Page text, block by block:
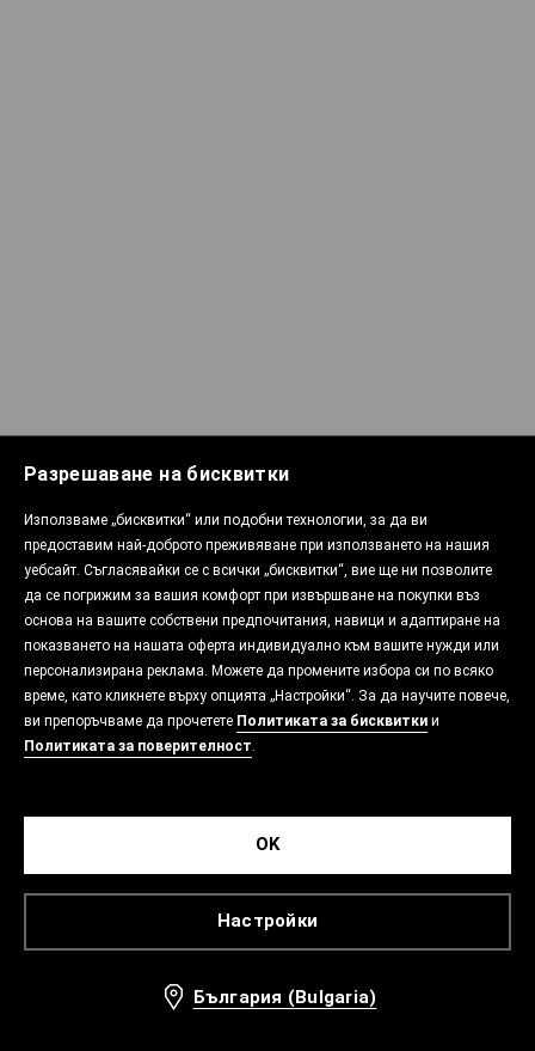
Разрешаване на бисквитки
Използваме „бисквитки“ или подобни технологии, за да ви
предоставим най-доброто преживяване при използването на нашия
уебсайт. Съгласявайки се с всички „бисквитки“, вие ще ни позволите
да се погрижим за вашия комфорт при извършване на покупки въз
основа на вашите собствени предпочитания, навици и адаптиране на
показването на нашата оферта индивидуално към вашите нужди или
персонализирана реклама. Можете да промените избора си по всяко
време, като кликнете върху опцията „Настройки“. За да научите повече,
ви препоръчваме да прочетете Политиката за бисквитки и
Политиката за поверителност.
Настройки
OK
България (Bulgaria)